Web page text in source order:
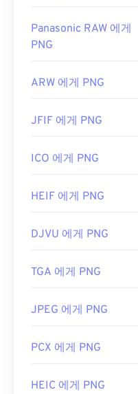
Panasonic RAW 에게
PNG
ARW 에게 PNG
JFIF 에게 PNG
ICO 에게 PNG
HEIF 에게 PNG
DJVU 에게 PNG
TGA 에게 PNG
JPEG 에게 PNG
PCX 에게 PNG
HEIC 에게 PNG